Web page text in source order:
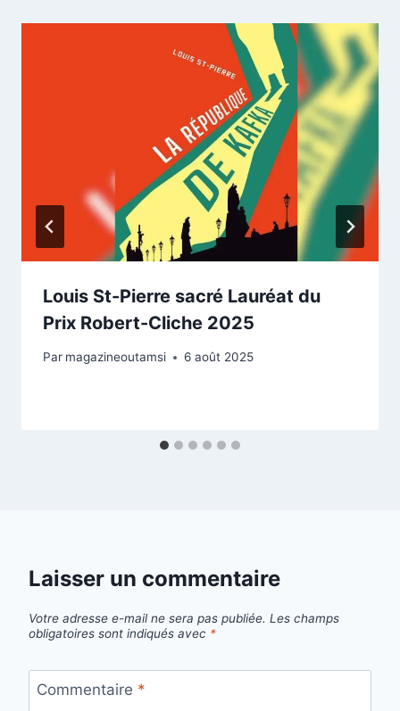
Louis St-Pierre sacré Lauréat du
Prix Robert-Cliche 2025
Par magazineoutamsi 6 août 2025
Laisser un commentaire
Votre adresse e-mail ne sera pas publiée. Les champs
obligatoires sont indiqués avec *
Commentaire *